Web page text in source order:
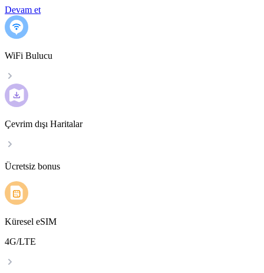
Devam et
WiFi Bulucu
Çevrim dışı Haritalar
Ücretsiz bonus
Küresel eSIM
4G/LTE